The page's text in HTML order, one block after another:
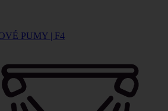
PUMY | F4